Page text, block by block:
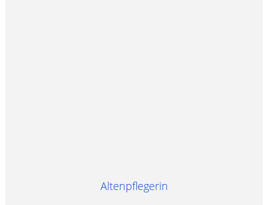
Altenpflegerin